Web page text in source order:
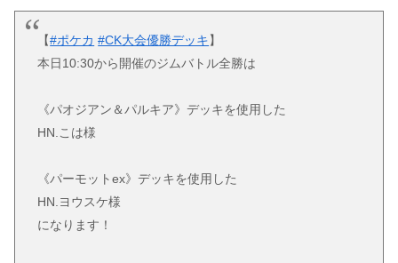
【#ポケカ #CK大会優勝デッキ】
本日10:30から開催のジムバトル全勝は
《パオジアン＆パルキア》デッキを使用した
HN.こは様
《パーモットex》デッキを使用した
HN.ヨウスケ様
になります！